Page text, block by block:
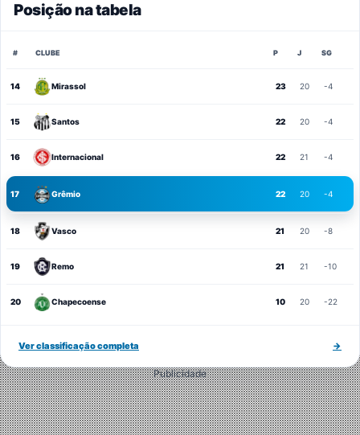
Posição na tabela
# CLUBE P J SG
14 Mirassol 23 20 -4
15 Santos 22 20 -4
16 Internacional 22 21 -4
17 Grêmio 22 20 -4
18 Vasco 21 20 -8
19 Remo 21 21 -10
20 Chapecoense 10 20 -22
Ver classificação completa →
Publicidade